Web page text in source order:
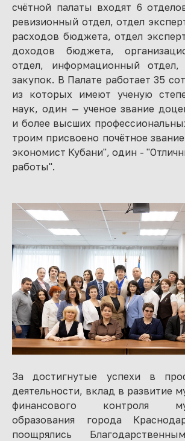
счётной палаты входят 6
ревизионный отдел, отдел
расходов бюджета, отдел
доходов бюджета,
отдел, информационный отдел,
закупок. В Палате работает 35
из которых имеют ученую
наук, один — ученое звание
и более высших
троим присвоено почётное
экономист Кубани", один -
работы".
За достигнутые успехи в
деятельности, вклад в развитие
финансового контроля
образования города
поощрялись